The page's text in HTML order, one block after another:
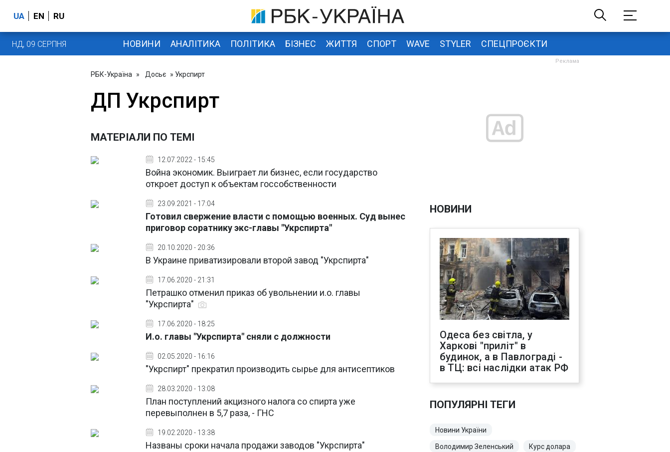
UA EN RU
НД, 09 СЕРПНЯ НОВИНИ АНАЛІТИКА ПОЛІТИКА БІЗНЕС ЖИТТЯ СПОРТ WAVE STYLER СПЕЦПРОЄКТИ
РБК-Україна » Досьє » Укрспирт
ДП Укрспирт
МАТЕРІАЛИ ПО ТЕМІ
12.07.2022 - 15:45
Война экономик. Выиграет ли бизнес, если государство
откроет доступ к объектам госсобственности
23.09.2021 - 17:04
Готовил свержение власти с помощью военных. Суд вынес
приговор соратнику экс-главы "Укрспирта"
20.10.2020 - 20:36
В Украине приватизировали второй завод "Укрспирта"
17.06.2020 - 21:31
Петрашко отменил приказ об увольнении и.о. главы
"Укрспирта"
17.06.2020 - 18:25
И.о. главы "Укрспирта" сняли с должности
02.05.2020 - 16:16
"Укрспирт" прекратил производить сырье для антисептиков
28.03.2020 - 13:08
План поступлений акцизного налога со спирта уже
перевыполнен в 5,7 раза, - ГНС
19.02.2020 - 13:38
Названы сроки начала продажи заводов "Укрспирта"
НОВИНИ
Одеса без світла, у
Харкові "приліт" в
будинок, а в Павлограді -
в ТЦ: всі наслідки атак РФ
ПОПУЛЯРНІ ТЕГИ
Новини України
Володимир Зеленський Курс долара